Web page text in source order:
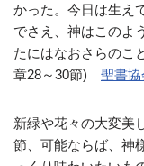
かった。今日は生え
でさえ、神はこのよ
たにはなおさらのこ
章28～30節) 聖書協
新緑や花々の大変美
節、可能ならば、神